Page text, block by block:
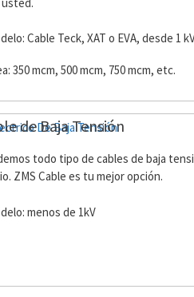
Cable Teck, XAT o EVA, desde 1
350 mcm, 500 mcm, 750 mcm, etc.
de Baja Tensión
todo tipo de cables de baja
ZMS Cable es tu mejor opción.
menos de 1kV